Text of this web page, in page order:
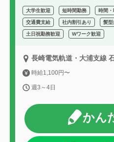
大学生歓迎 短時間勤務 時間
交通費支給 社内割引あり 髪型
土日祝勤務歓迎 Wワーク歓迎
長崎電気軌道・大浦支線
時給1,100円〜
週3～4日
かん